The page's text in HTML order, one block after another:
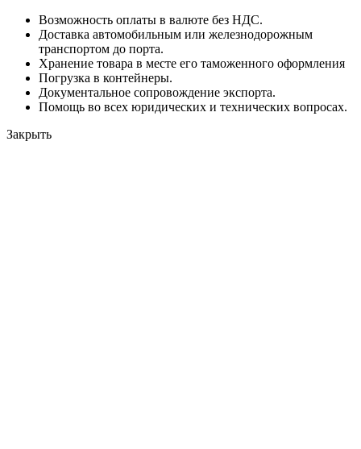
Возможность оплаты в валюте без НДС.
Доставка автомобильным или железнодорожным
транспортом до порта.
Хранение товара в месте его таможенного оформления
Погрузка в контейнеры.
Документальное сопровождение экспорта.
Помощь во всех юридических и технических вопросах.
Закрыть